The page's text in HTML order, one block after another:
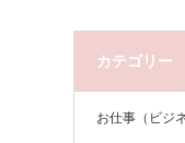
カテゴリー
お仕事（ビジ